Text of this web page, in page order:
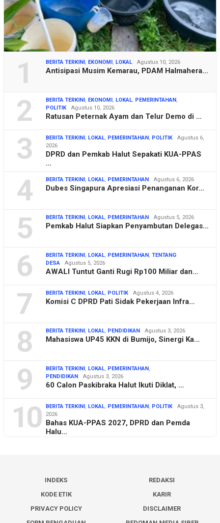
1 BERITA TERKINI , EKONOMI , LOKAL Agustus 10, 2026
Antisipasi Musim Kemarau, PDAM Halmahera…
2 BERITA TERKINI , EKONOMI , LOKAL, PEMERINTAHAN ,
POLITIK
Agustus 10, 2026
Ratusan Peternak Ayam dan Telur Demo di …
3 BERITA TERKINI , LOKAL, PEMERINTAHAN , POLITIK
Agustus 6,
2026
DPRD dan Pemkab Halut Sepakati KUA-PPAS
…
4 BERITA TERKINI , LOKAL, PEMERINTAHAN Agustus 6, 2026
Dubes Singapura Apresiasi Penanganan Kor…
5 BERITA TERKINI , LOKAL, PEMERINTAHAN Agustus 5, 2026
Pemkab Halut Siapkan Penyambutan Delegas…
6 BERITA TERKINI , LOKAL, PEMERINTAHAN , TENTANG
DESA
Agustus 5, 2026
AWALI Tuntut Ganti Rugi Rp100 Miliar dan…
7 BERITA TERKINI , LOKAL, POLITIK Agustus 4, 2026
Komisi C DPRD Pati Sidak Pekerjaan Infra…
8 BERITA TERKINI , LOKAL, PENDIDIKAN Agustus 3, 2026
Mahasiswa UP45 KKN di Bumijo, Sinergi Ka…
9 BERITA TERKINI , LOKAL, PEMERINTAHAN ,
PENDIDIKAN
Agustus 3, 2026
60 Calon Paskibraka Halut Ikuti Diklat, …
10 BERITA TERKINI , LOKAL, PEMERINTAHAN , POLITIK
Agustus 3,
2026
Bahas KUA-PPAS 2027, DPRD dan Pemda
Halu…
INDEKS
REDAKSI
KODE ETIK
KARIR
PRIVACY POLICY
DISCLAIMER